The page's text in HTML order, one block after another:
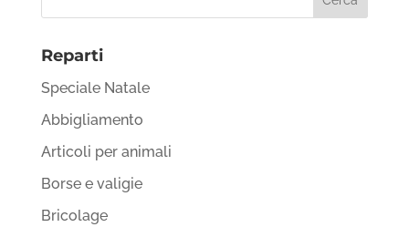
Reparti
Speciale Natale
Abbigliamento
Articoli per animali
Borse e valigie
Bricolage